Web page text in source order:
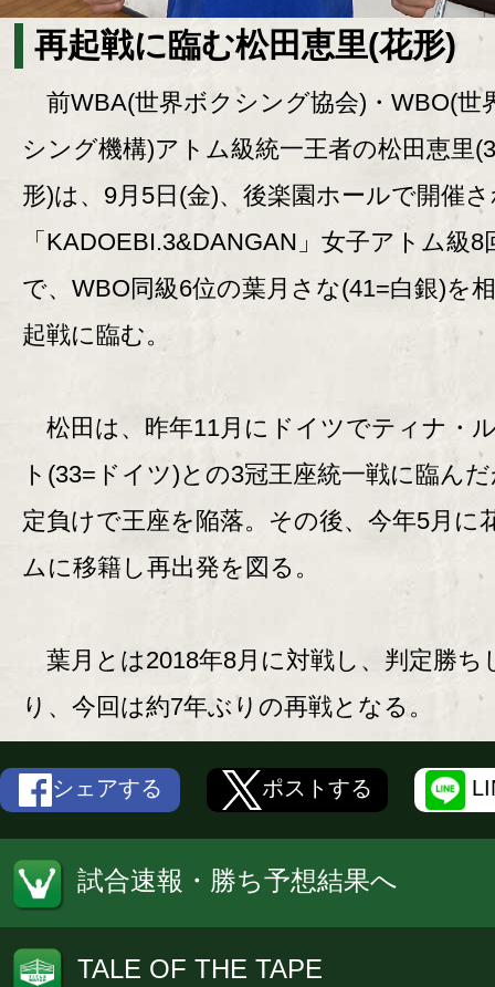
再起戦に臨む松田恵里(花形)
前WBA(世界ボクシング協会)・WBO(世
シング機構)アトム級統一王者の松田恵里
形)は、9月5日(金)、後楽園ホールで開催
「KADOEBI.3&DANGAN」女子アトム級8
で、WBO同級6位の葉月さな(41=白銀)を
起戦に臨む。
松田は、昨年11月にドイツでティナ・
ト(33=ドイツ)との3冠王座統一戦に臨ん
定負けで王座を陥落。その後、今年5月に
ムに移籍し再出発を図る。
葉月とは2018年8月に対戦し、判定勝ち
り、今回は約7年ぶりの再戦となる。
シェアする ポストする
試合速報・勝ち予想結果へ
TALE OF THE TAPE